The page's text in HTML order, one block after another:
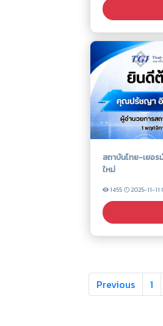
สถาบันไทย-เยอร
ใหม่
1455 2025-11-
Previous 1